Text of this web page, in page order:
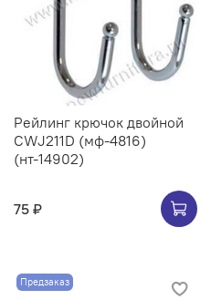
Рейлинг крючок двойной
CWJ211D (мф-4816)
(нт-14902)
75 ₽
Предзаказ